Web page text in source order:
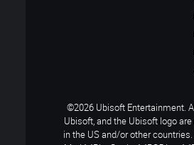
©2026 Ubisoft Entertainment.
Ubisoft, and the Ubisoft logo
in the US and/or other